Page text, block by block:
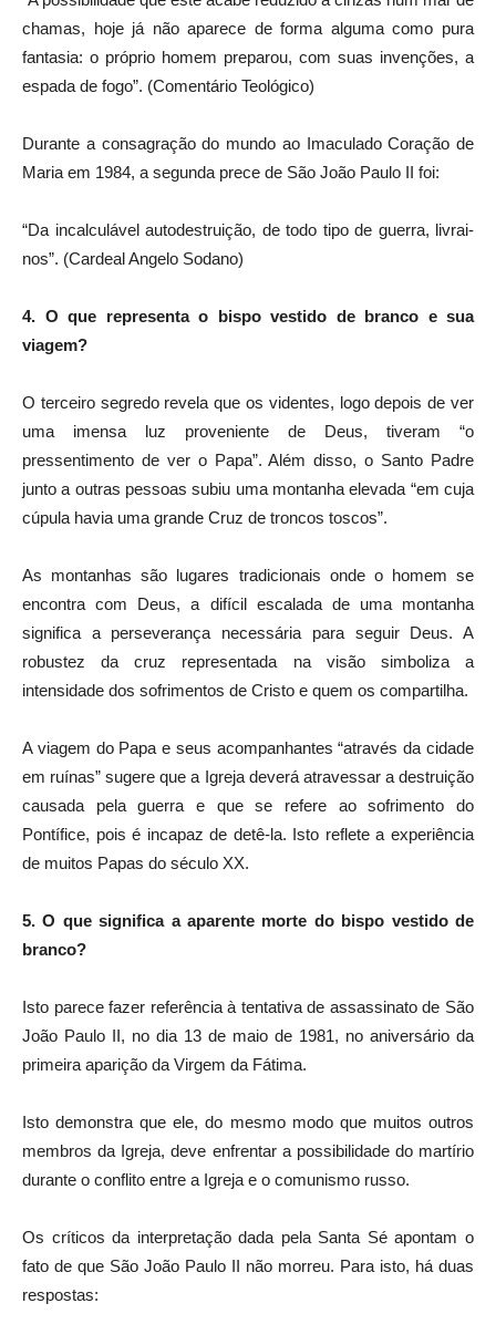
chamas, hoje já não aparece de forma alguma como pura
fantasia: o próprio homem preparou, com suas invenções, a
espada de fogo”. (Comentário Teológico)
Durante a consagração do mundo ao Imaculado Coração de
Maria em 1984, a segunda prece de São João Paulo II foi:
“Da incalculável autodestruição, de todo tipo de guerra, livrai-
nos”. (Cardeal Angelo Sodano)
4. O que representa o bispo vestido de branco e sua
viagem?
O terceiro segredo revela que os videntes, logo depois de ver
uma imensa luz proveniente de Deus, tiveram “o
pressentimento de ver o Papa”. Além disso, o Santo Padre
junto a outras pessoas subiu uma montanha elevada “em cuja
cúpula havia uma grande Cruz de troncos toscos”.
As montanhas são lugares tradicionais onde o homem se
encontra com Deus, a difícil escalada de uma montanha
significa a perseverança necessária para seguir Deus. A
robustez da cruz representada na visão simboliza a
intensidade dos sofrimentos de Cristo e quem os compartilha.
A viagem do Papa e seus acompanhantes “através da cidade
em ruínas” sugere que a Igreja deverá atravessar a destruição
causada pela guerra e que se refere ao sofrimento do
Pontífice, pois é incapaz de detê-la. Isto reflete a experiência
de muitos Papas do século XX.
5. O que significa a aparente morte do bispo vestido de
branco?
Isto parece fazer referência à tentativa de assassinato de São
João Paulo II, no dia 13 de maio de 1981, no aniversário da
primeira aparição da Virgem da Fátima.
Isto demonstra que ele, do mesmo modo que muitos outros
membros da Igreja, deve enfrentar a possibilidade do martírio
durante o conflito entre a Igreja e o comunismo russo.
Os críticos da interpretação dada pela Santa Sé apontam o
fato de que São João Paulo II não morreu. Para isto, há duas
respostas: